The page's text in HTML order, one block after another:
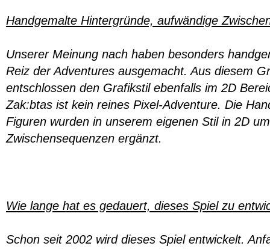
Handgemalte Hintergründe, aufwändige
Unserer Meinung nach haben besonders
Reiz der Adventures ausgemacht. Aus diesem
entschlossen den Grafikstil ebenfalls im 2D
Zak:btas ist kein reines Pixel-Adventure. Die
Figuren wurden in unserem eigenen Stil in 2D
Zwischensequenzen ergänzt.
Wie lange hat es gedauert, dieses Spiel zu
Schon seit 2002 wird dieses Spiel entwickelt.